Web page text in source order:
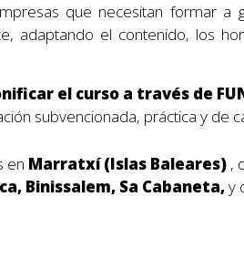
que necesitan formar a
adaptando el contenido, los
el curso a través de
subvencionada, práctica y de
en Marratxí (Islas Baleares) ,
Binissalem, Sa Cabaneta,y